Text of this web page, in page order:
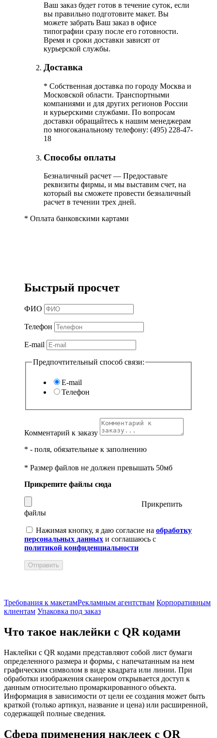
Ваш заказ будет готов в течение суток, если
вы правильно подготовите макет. Вы
можете забрать Ваш заказ в офисе
типографии сразу после его готовности.
Время и сроки доставки зависят от
курьерской службы.
Доставка
* Собственная доставка по городу Москва и
Московской области. Транспортными
компаниями и для других регионов России
и курьерскими службами. По вопросам
доставки обращайтесь к нашим менеджерам
по многоканальному телефону: (495) 228-47-
18
Способы оплаты
Безналичный расчет — Предоставьте
реквизиты фирмы, и мы выставим счет, на
который вы сможете провести безналичный
расчет в течении трех дней.
* Оплата банковскими картами
Быстрый просчет
ФИО
Телефон
E-mail
Предпочтительный способ связи:
E-mail
Телефон
Комментарий к заказу
* - поля, обязательные к заполнению
* Размер файлов не должен превышать 50мб
Прикрепите файлы сюда
Прикрепить
файлы
Нажимая кнопку, я даю согласие на обработку
персональных данных и соглашаюсь с
политикой конфиденциальности
Отправить
Требования к макетамРекламным агентствам Корпоративным
клиентам Упаковка под заказ
Что такое наклейки с QR кодами
Наклейки с QR кодами представляют собой лист бумаги
определенного размера и формы, с напечатанным на нем
графическим символом в виде квадрата или линии. При
обработки изображения сканером открывается доступ к
данным относительно промаркированного объекта.
Информация в зависимости от цели ее создания может быть
краткой (только артикул, название и цена) или расширенной,
содержащей полные сведения.
Сфера применения наклеек с QR